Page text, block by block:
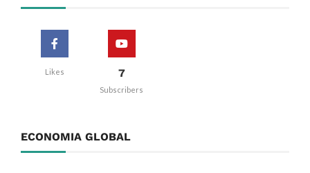
Likes 7
Subscribers
ECONOMIA GLOBAL